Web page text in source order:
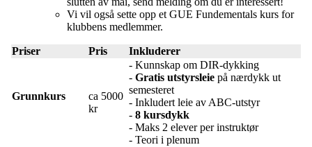
Vi vil også sette opp et GUE Fundementals kurs for
klubbens medlemmer.
Priser Pris Inkluderer
Grunnkurs
ca 5000
kr
- Kunnskap om DIR-dykking
- Gratis utstyrsleie på nærdykk ut
semesteret
- Inkludert leie av ABC-utstyr
- 8 kursdykk
- Maks 2 elever per instruktør
- Teori i plenum